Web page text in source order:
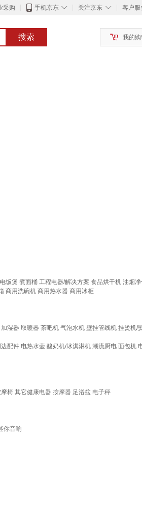
采购 ◇
手机京东 ◇
关注京东 客户服
搜索
我的
饭煲 煮面桶 工程电器/解决方案 食品烘干机 油烟净
商用洗碗机 商用热水器 商用冰柜
加湿器 取暖器 茶吧机 气泡水机 壁挂管线机 挂烫机/
配件 电热水壶 酸奶机/冰淇淋机 潮流厨电 面包机
椅 其它健康电器 按摩器 足浴盆 电子秤
你音响